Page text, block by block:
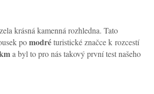
krásná kamenná rozhledna. Tato
pomodréturistické značce k rozcestí
a byl to pro nás takový první test našeho